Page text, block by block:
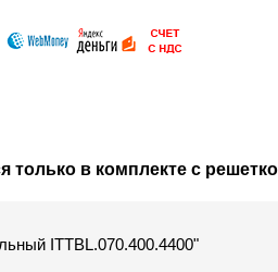
только в комплекте с
ITTBL.070.400.4400"